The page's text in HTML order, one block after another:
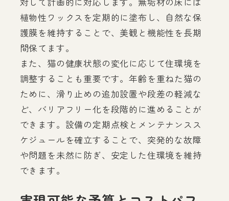
植物性ワックスを定期的に塗布し、自然な保
護膜を維持することで、美観と機能性を長期
間保てます。
また、猫の健康状態の変化に応じて住環境を
調整することも重要です。年齢を重ねた猫の
ために、滑り止めの追加設置や段差の軽減な
ど、バリアフリー化を段階的に進めることが
できます。設備の定期点検とメンテナンスス
ケジュールを確立することで、突発的な故障
や問題を未然に防ぎ、安定した住環境を維持
できます。